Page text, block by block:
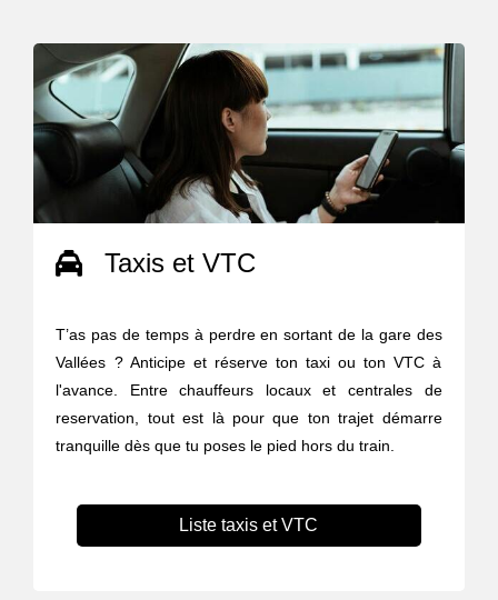
Taxis et VTC
T’as pas de temps à perdre en sortant de la gare des
Vallées ? Anticipe et réserve ton taxi ou ton VTC à
l'avance. Entre chauffeurs locaux et centrales de
reservation, tout est là pour que ton trajet démarre
tranquille dès que tu poses le pied hors du train.
Liste taxis et VTC